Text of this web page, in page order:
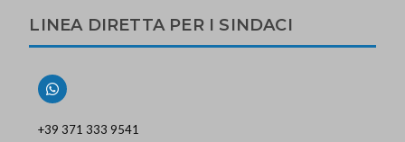
LINEA DIRETTA PER I SINDACI
+39 371 333 9541